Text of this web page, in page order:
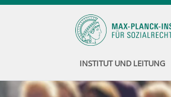
INSTITUT UND LEITUNG